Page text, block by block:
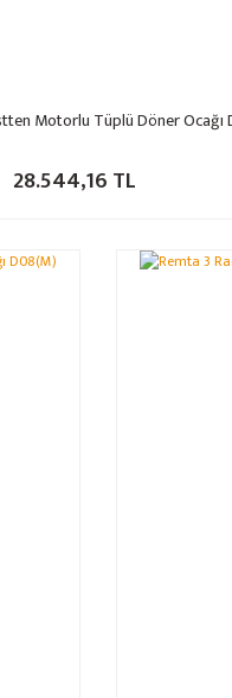
Motorlu Tüplü Döner
28.544,16 TL